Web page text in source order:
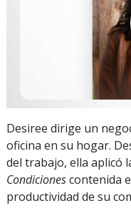
Desiree dirige un
oficina en su hogar.
del trabajo, ella aplicó
Condicionescontenida
productividad de su